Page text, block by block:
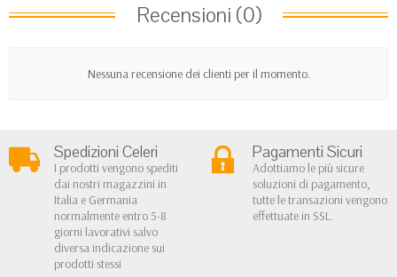
Recensioni (0)
Nessuna recensione dei clienti per il momento.
Spedizioni Celeri
I prodotti vengono spediti
dai nostri magazzini in
Italia e Germania
normalmente entro 5-8
giorni lavorativi salvo
diversa indicazione sui
prodotti stessi
Pagamenti Sicuri
Adottiamo le più sicure
soluzioni di pagamento,
tutte le transazioni vengono
effettuate in SSL.